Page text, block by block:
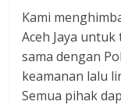
Kami
Aceh Jaya
sama dengan
keamanan lalu
Semua pihak